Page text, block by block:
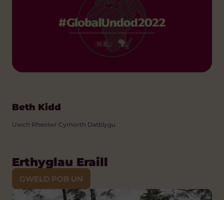
Beth Kidd
Uwch Rheolwr Cymorth Datblygu
Erthyglau Eraill
GWELD POB UN